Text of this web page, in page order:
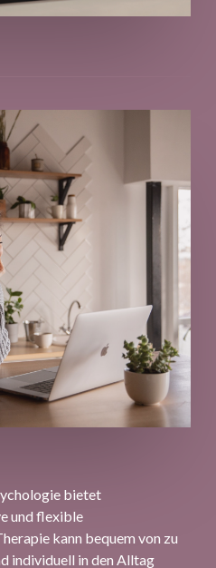
bietet
und flexible
kann bequem von zu
individuell in den Alltag